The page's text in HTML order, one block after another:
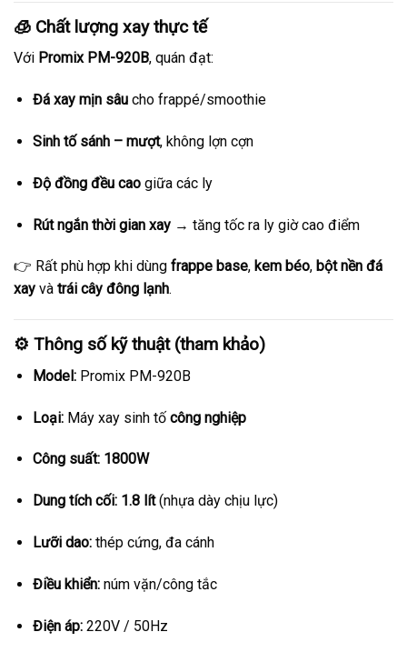
🧊 Chất lượng xay thực tế
Với Promix PM-920B, quán đạt:
Đá xay mịn sâucho frappé/smoothie
Sinh tố sánh – mượt, không lợn cợn
Độ đồng đều caogiữa các ly
Rút ngắn thời gian xay→ tăng tốc ra ly giờ cao điểm
👉 Rất phù hợp khi dùng frappe base, kem béo, bột nền đá
xay và trái cây đông lạnh.
⚙️ Thông số kỹ thuật (tham khảo)
Model:Promix PM-920B
Loại:Máy xay sinh tố công nghiệp
Công suất: 1800W
Dung tích cối: 1.8 lít(nhựa dày chịu lực)
Lưỡi dao:thép cứng, đa cánh
Điều khiển:núm vặn/công tắc
Điện áp:220V / 50Hz